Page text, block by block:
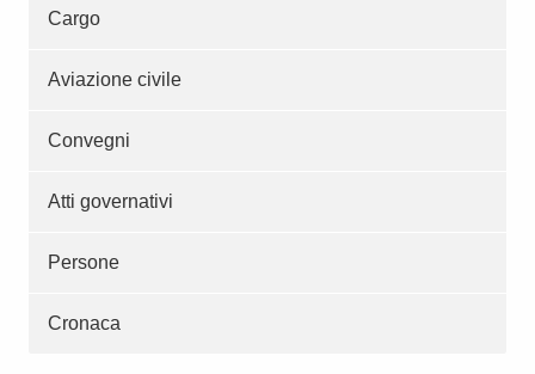
Cargo
Aviazione civile
Convegni
Atti governativi
Persone
Cronaca